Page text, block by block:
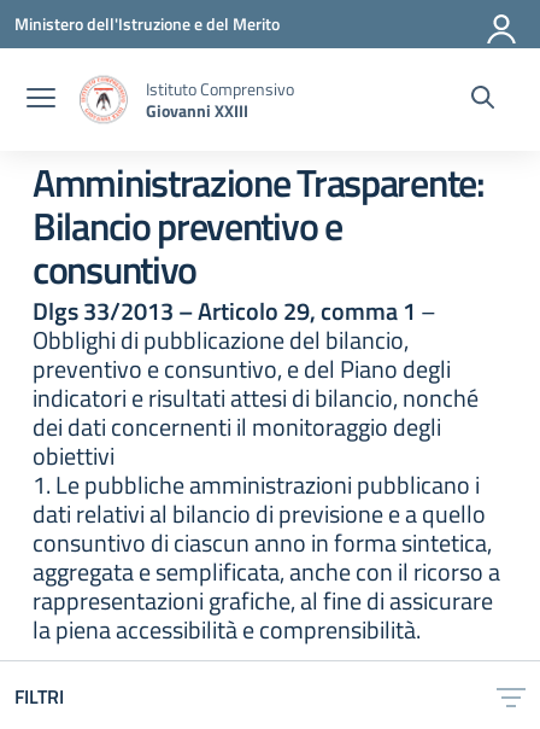
Vai ai contenuti
Vai al menu di navigazione
Vai al footer
Ministero dell'Istruzione e del Merito
Istituto Comprensivo
Giovanni XXIII
Amministrazione Trasparente:
Bilancio preventivo e
consuntivo
Dlgs 33/2013 – Articolo 29, comma 1 –
Obblighi di pubblicazione del bilancio,
preventivo e consuntivo, e del Piano degli
indicatori e risultati attesi di bilancio, nonché
dei dati concernenti il monitoraggio degli
obiettivi
1. Le pubbliche amministrazioni pubblicano i
dati relativi al bilancio di previsione e a quello
consuntivo di ciascun anno in forma sintetica,
aggregata e semplificata, anche con il ricorso a
rappresentazioni grafiche, al fine di assicurare
la piena accessibilità e comprensibilità.
FILTRI